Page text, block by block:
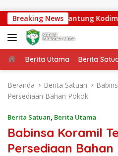
Breaking News
Jembatan Gantung Kodim
Beranda
Berita Utama Berita
Beranda Berita Satuan
Persediaan Bahan Pokok
Berita Satuan, Berita Utama
Babinsa Koramil
Persediaan Bahan